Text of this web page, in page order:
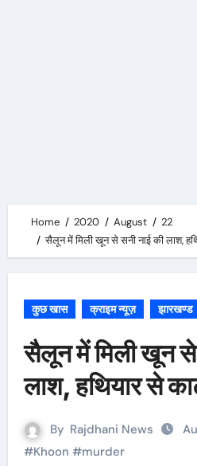
Home 2020 August
22
सैलून में मिली खून से सनी नाई की लाश,
कुछ खास क्राइम न्यूज़ झारखण्ड
सैलून में मिली खून से
लाश, हथियार से
By Rajdhani News
#Khoon #murder